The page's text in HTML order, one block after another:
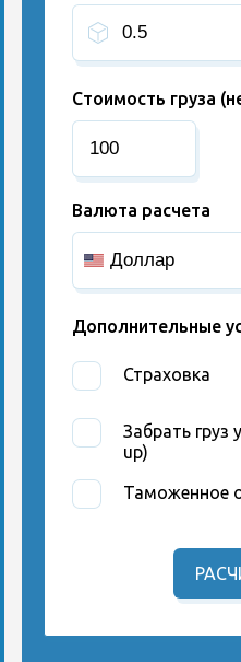
Стоимость груза
Валюта расчета
Дополнительные
Страховка
Забрать груз
up)
Таможенное